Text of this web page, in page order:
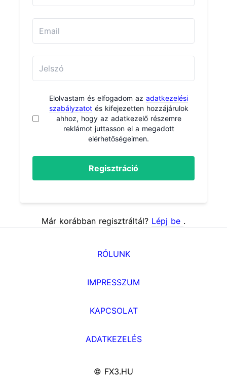
Elolvastam és elfogadom azadatkezelési
szabályzatotés kifejezetten hozzájárulok
ahhoz, hogy az adatkezelő részemre
reklámot juttasson el a megadott
elérhetőségeimen.
Regisztráció
Már korábban regisztráltál? Lépj be .
RÓLUNK
IMPRESSZUM
KAPCSOLAT
ADATKEZELÉS
© FX3.HU